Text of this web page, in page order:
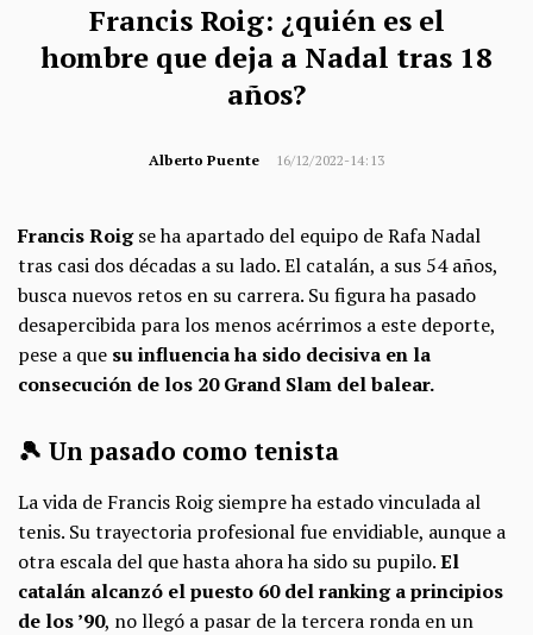
Francis Roig: ¿quién es el
hombre que deja a Nadal tras 18
años?
Alberto Puente 16/12/2022-14:13
Francis Roigse ha apartado del equipo de Rafa Nadal
tras casi dos décadas a su lado. El catalán, a sus 54 años,
busca nuevos retos en su carrera. Su figura ha pasado
desapercibida para los menos acérrimos a este deporte,
pese a que su influencia ha sido decisiva en la
consecución de los 20 Grand Slam del balear.
🎾 Un pasado como tenista
La vida de Francis Roig siempre ha estado vinculada al
tenis. Su trayectoria profesional fue envidiable, aunque a
otra escala del que hasta ahora ha sido su pupilo.El
catalán alcanzó el puesto 60 del ranking a principios
de los ’90, no llegó a pasar de la tercera ronda en un